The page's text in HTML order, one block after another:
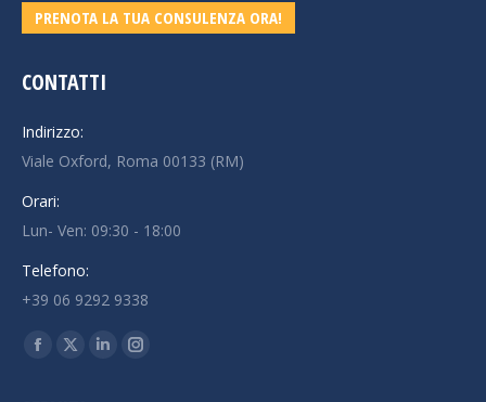
PRENOTA LA TUA CONSULENZA ORA!
CONTATTI
Indirizzo:
Viale Oxford, Roma 00133 (RM)
Orari:
Lun- Ven: 09:30 - 18:00
Telefono:
+39 06 9292 9338
Ci puoi trovare su:
Facebook
X
LinkedinInstagram